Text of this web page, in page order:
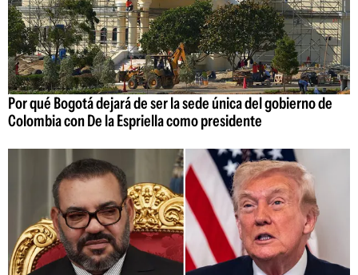
Por qué Bogotá dejará de ser la sede única del gobierno de
Colombia con De la Espriella como presidente